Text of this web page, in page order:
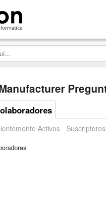
Activos Suscriptores